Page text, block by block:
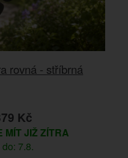
rovná - stříbrná
Kč
MÍT JIŽ ZÍTRA
7.8.